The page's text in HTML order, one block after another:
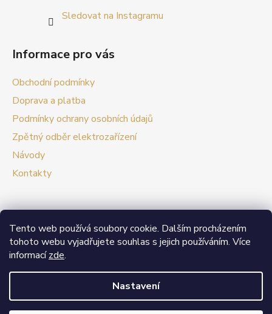
Tento web používá soubory cookie. Dalším procházením
tohoto webu vyjadřujete souhlas s jejich používáním. Více
informacízde.
Nastavení
Sledovat na Instagramu
Informace pro vás
Obchodní podmínky
Doprava a platba
Podmínky ochrany osobních údajů
Zpětný odběr elektrozařízení
Návody
Kontakty
Prezentační web Smart vypínače
V případě zájmu o velkoobchodní spolupráci nás
neváhejte kontaktovat.